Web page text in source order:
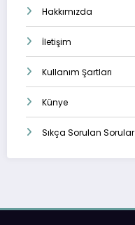
Hakkımızda
İletişim
Kullanım Şartları
Künye
Sıkça Sorulan Sorular